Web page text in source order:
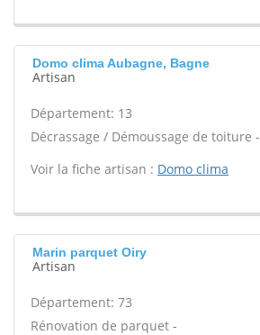
Domo clima Aubagne, Bagne
Artisan
Département: 13
Décrassage / Démoussage de toiture -
Voir la fiche artisan : Domo clima
Marin parquet Oiry
Artisan
Département: 73
Rénovation de parquet -